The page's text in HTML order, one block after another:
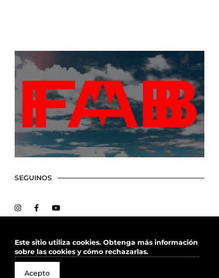
SEGUINOS
2026 Todos los derechos reservados
Este sitio utiliza cookies. Obtenga más información
sobre las cookies y cómo rechazarlas.
Acepto